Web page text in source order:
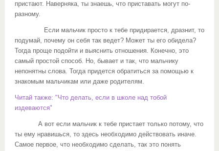
пристают. Наверняка, ты знаешь, что приставать могут по-
разному.
Если мальчик просто к тебе придирается, дразнит, то
подумай, почему он себя так ведет? Может ты его обидела?
Тогда проще подойти и выяснить отношения. Конечно, это
самый простой способ. Но, бывает и так, что мальчику
непонятны слова. Тогда придется обратиться за помощью к
знакомым мальчикам или даже родителям.
Читай также: "Что делать, если в школе над тобой
издеваются"
А вот если мальчик к тебе пристает только потому, что
ты ему нравишься, то здесь необходимо действовать иначе.
Самое первое, что необходимо сделать, так это понять